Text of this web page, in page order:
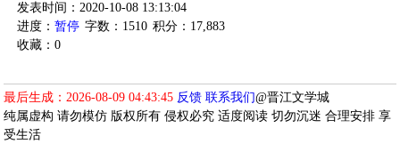
发表时间：2020-10-08 13:13:04
进度： 暂停 字数：1510 积分：17,883
收藏：0
最后生成：2026-08-09 04:43:45 反馈 联系我们@晋江文学城
纯属虚构 请勿模仿 版权所有 侵权必究 适度阅读 切勿沉迷 合理安排 享
受生活